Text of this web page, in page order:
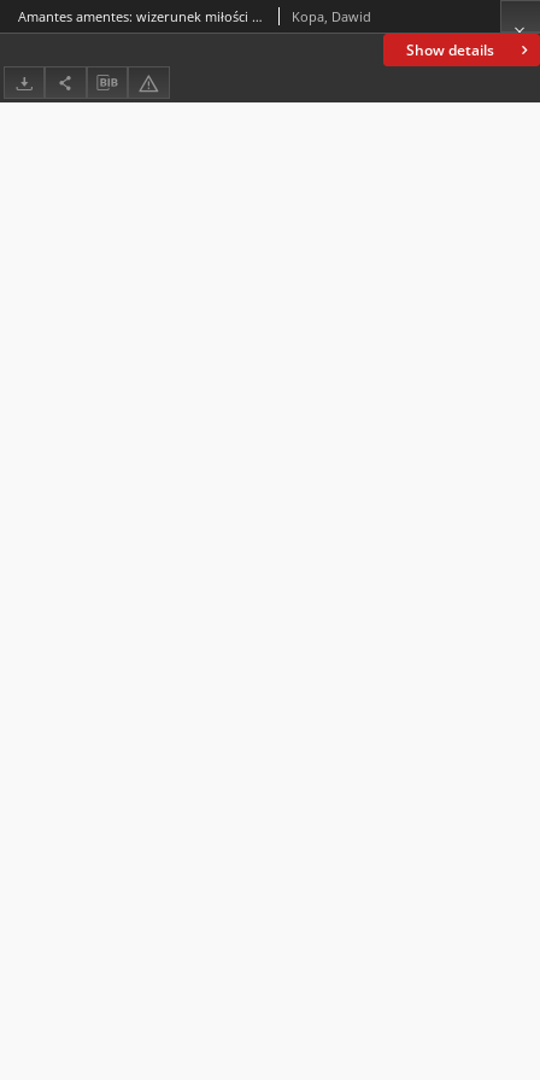
Show details
Amantes amentes: wizerunek miłości w miejscach spustoszonych przez wojnę w powieści Jacka Komudy „Samozwaniec. Moskiewska ladacznica” Kopa, Dawid